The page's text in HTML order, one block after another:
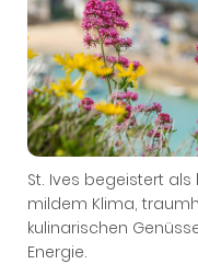
St. Ives begeistert
mildem Klima,
kulinarischen
Energie.